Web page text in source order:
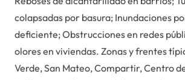
colapsadas por basura; Inundaciones
deficiente; Obstrucciones en redes
olores en viviendas. Zonas y frentes
Verde, San Mateo, Compartir, Centro